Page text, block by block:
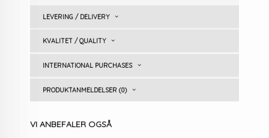
LEVERING / DELIVERY
KVALITET / QUALITY
INTERNATIONAL PURCHASES
PRODUKTANMELDELSER (0)
VI ANBEFALER OGSÅ